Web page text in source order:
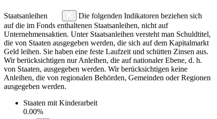
Staatsanleihen
Die folgenden Indikatoren beziehen sich
auf die im Fonds enthaltenen Staatsanleihen, nicht auf
Unternehmensaktien. Unter Staatsanleihen versteht man Schuldtitel,
die von Staaten ausgegeben werden, die sich auf dem Kapitalmarkt
Geld leihen. Sie haben eine feste Laufzeit und schütten Zinsen aus.
Wir berücksichtigen nur Anleihen, die auf nationaler Ebene, d. h.
von Staaten, ausgegeben werden. Wir berücksichtigen keine
Anleihen, die von regionalen Behörden, Gemeinden oder Regionen
ausgegeben werden.
Staaten mit Kinderarbeit
0.00%